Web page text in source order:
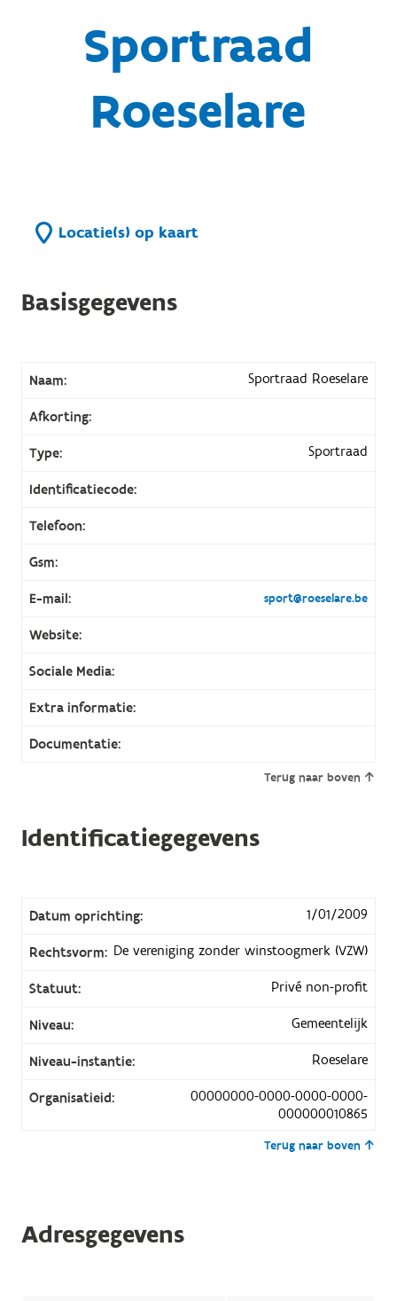
Sportraad
Roeselare
Locatie(s) op kaart
Basisgegevens
Naam: Sportraad Roeselare
Afkorting:
Type: Sportraad
Identificatiecode:
Telefoon:
Gsm:
E-mail: sport@roeselare.be
Website:
Sociale Media:
Extra informatie:
Documentatie:
Terug naar boven
Identificatiegegevens
Datum oprichting: 1/01/2009
Rechtsvorm: De vereniging zonder winstoogmerk (VZW)
Statuut: Privé non-profit
Niveau: Gemeentelijk
Niveau-instantie: Roeselare
Organisatieid:
00000000-0000-0000-0000-
000000010865
Terug naar boven
Adresgegevens